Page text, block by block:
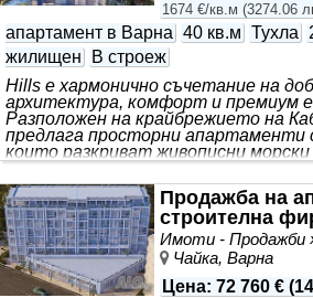
1674 €/кв.м (3274.06
апартамент в Варна 40 кв.м Тухла
жилищен
В строеж
Hills е хармонично съчетание на
архитектура, комфорт и премиум
Разположен на крайбрежието на
предлага просторни апартаменти
които разкриват живописни
усещане за пълно потапяне в
затворена територия се превръща
с целогодишен инфинити басейн с
лайфстайл зони на открито и
площадки. Съвременната паркинг
удобство и сигурност за вашия
време.
Продажба на
строителна
Имоти -
Чайка, Варна
Цена: 72 760 € (